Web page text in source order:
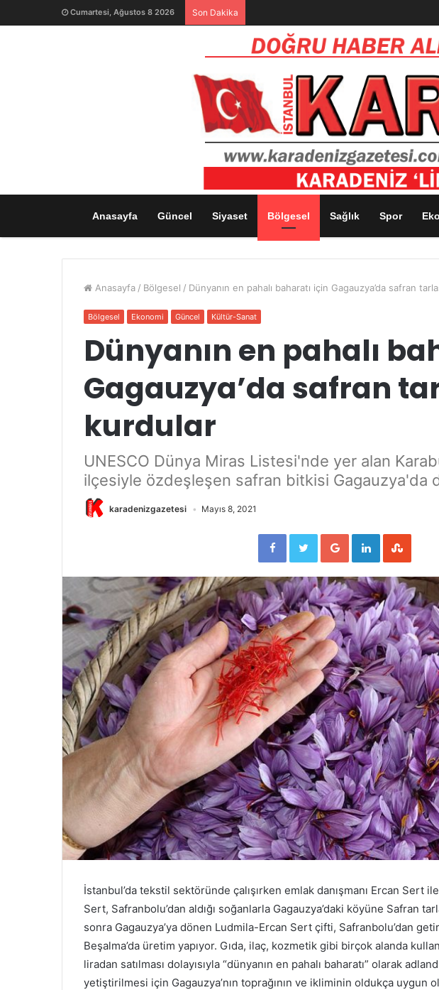
Cumartesi, Ağustos 8 2026 Son Dakika
Anasayfa Güncel Siyaset Bölgesel Sağlık Spor
Anasayfa / Bölgesel / Dünyanın en pahalı baharatı için Gagauzya’da safran
Bölgesel Ekonomi Güncel Kültür-Sanat
Dünyanın en pahalı
Gagauzya’da safran
kurdular
UNESCO Dünya Miras Listesi'nde yer alan
ilçesiyle özdeşleşen safran bitkisi Gagauzya'da
karadenizgazetesi Mayıs 8, 2021
FacebookTwitterGoogle+LinkedIn
İstanbul’da tekstil sektöründe çalışırken emlak danışmanı Ercan Sert
Sert, Safranbolu’dan aldığı soğanlarla Gagauzya’daki köyüne Safran
sonra Gagauzya’ya dönen Ludmila-Ercan Sert çifti, Safranbolu’dan
Beşalma’da üretim yapıyor. Gıda, ilaç, kozmetik gibi birçok alanda
liradan satılması dolayısıyla “dünyanın en pahalı baharatı” olarak
yetiştirilmesi için Gagauzya’nın toprağının ve ikliminin oldukça